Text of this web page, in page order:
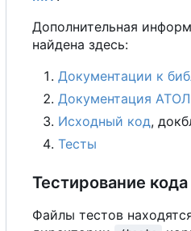
Дополнительная
найдена здесь:
Документации к
Документация
Исходный код,
Тесты
Тестирование
Файлы тестов